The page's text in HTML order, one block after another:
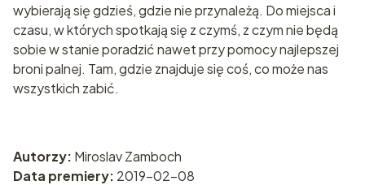
wybierają się gdzieś, gdzie nie przynależą. Do miejsca i
czasu, w których spotkają się z czymś, z czym nie będą
sobie w stanie poradzić nawet przy pomocy najlepszej
broni palnej. Tam, gdzie znajduje się coś, co może nas
wszystkich zabić.
Autorzy: Miroslav Zamboch
Data premiery: 2019-02-08